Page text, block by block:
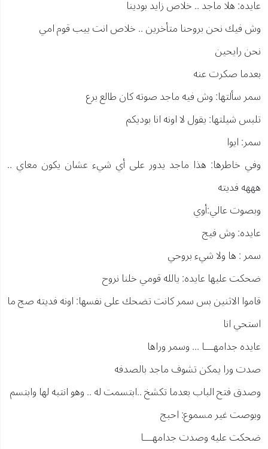
عايده: هلا ماجد .. خلاص زايد بودينا
وش فيك نحن بروحنا متأخرين .. خلاص انت ييب قوم امي
نحن رايحين
بعدما صكرت عنه
سمر سألتها: وش فيه ماجد صوته كان طالع برع
تلبس شيلتها: يقول لا اونه انا بوديكم
سمر: ايوا
وفي خاطرها: هذا ماجد يدور على أي شيء عشان يكون معاي ..
هههه فديته
وبصوت عالي:أوي
عايده: وش فيج
سمر : ها ولا شيء بروحي
ضحكت عليها عايده: يالله قومي خلنا نروح
قاموا الاثنين بس سمر كانت تضحك على نفسها: اونه فديته صج ما
استحي انا
عايده جدامهـــا ... وسمر وراها
صدت ورا يمكن تشوف ماجد بالصدفه
وصدق فتح الباب بعدما تكشخ ..ابتسمت له .. وهو انتبه لها وابتسم
وبوصت غير مسموع: احبج
ضحكت عليه وصدت جدامهـــا